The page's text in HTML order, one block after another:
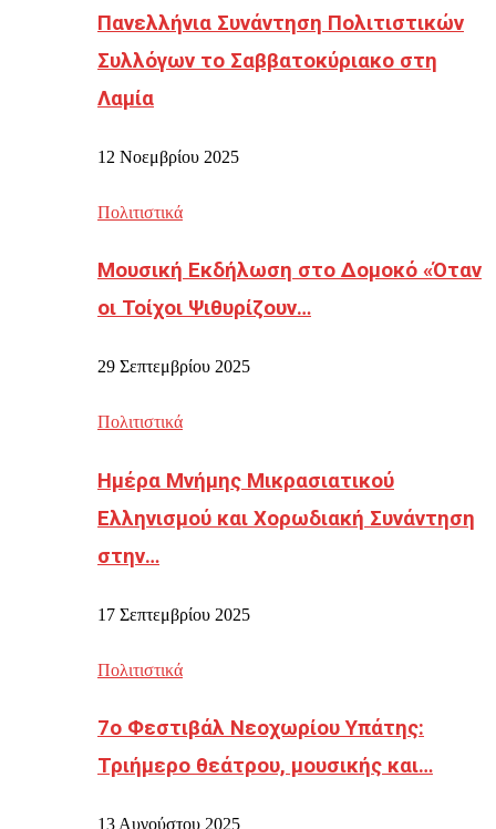
Πανελλήνια Συνάντηση Πολιτιστικών
Συλλόγων το Σαββατοκύριακο στη
Λαμία
12 Νοεμβρίου 2025
Πολιτιστικά
Μουσική Εκδήλωση στο Δομοκό «Όταν
οι Τοίχοι Ψιθυρίζουν…
29 Σεπτεμβρίου 2025
Πολιτιστικά
Ημέρα Μνήμης Μικρασιατικού
Ελληνισμού και Χορωδιακή Συνάντηση
στην…
17 Σεπτεμβρίου 2025
Πολιτιστικά
7ο Φεστιβάλ Νεοχωρίου Υπάτης:
Τριήμερο θεάτρου, μουσικής και…
13 Αυγούστου 2025